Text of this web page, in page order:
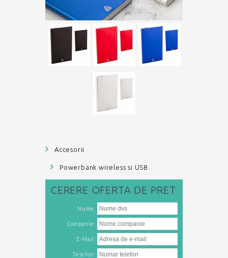
Accesorii
Powerbank wireless si USB
CERERE OFERTA DE PRET
Nume :
Companie :
E-Mail :
Telefon :